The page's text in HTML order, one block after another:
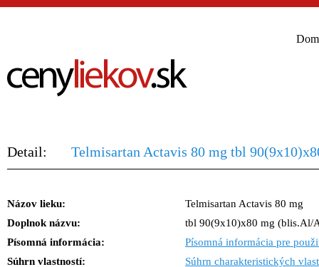
Detail: Telmisartan Actavis 80 mg tbl
Názov lieku:
Telmisartan Actavis 80 mg
Doplnok názvu:
tbl 90(9x10)x80 mg (blis.Al/
Písomná informácia:
Písomná informácia pre
Súhrn vlastností:
Súhrn charakteristických